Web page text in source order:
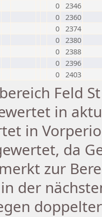
0 2346
0 2360
0 2374
0 2380
0 2388
0 2396
0 2403
Feld
in
in
da
zur
der